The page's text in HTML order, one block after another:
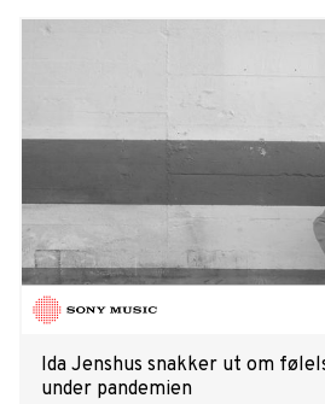
Ida Jenshus snakker ut om
under pandemien